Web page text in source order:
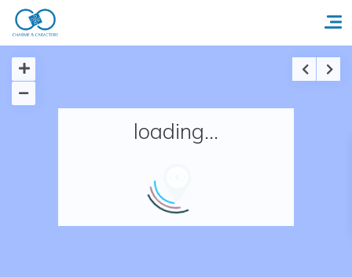
Accueil
Nos adresses en France
loading...